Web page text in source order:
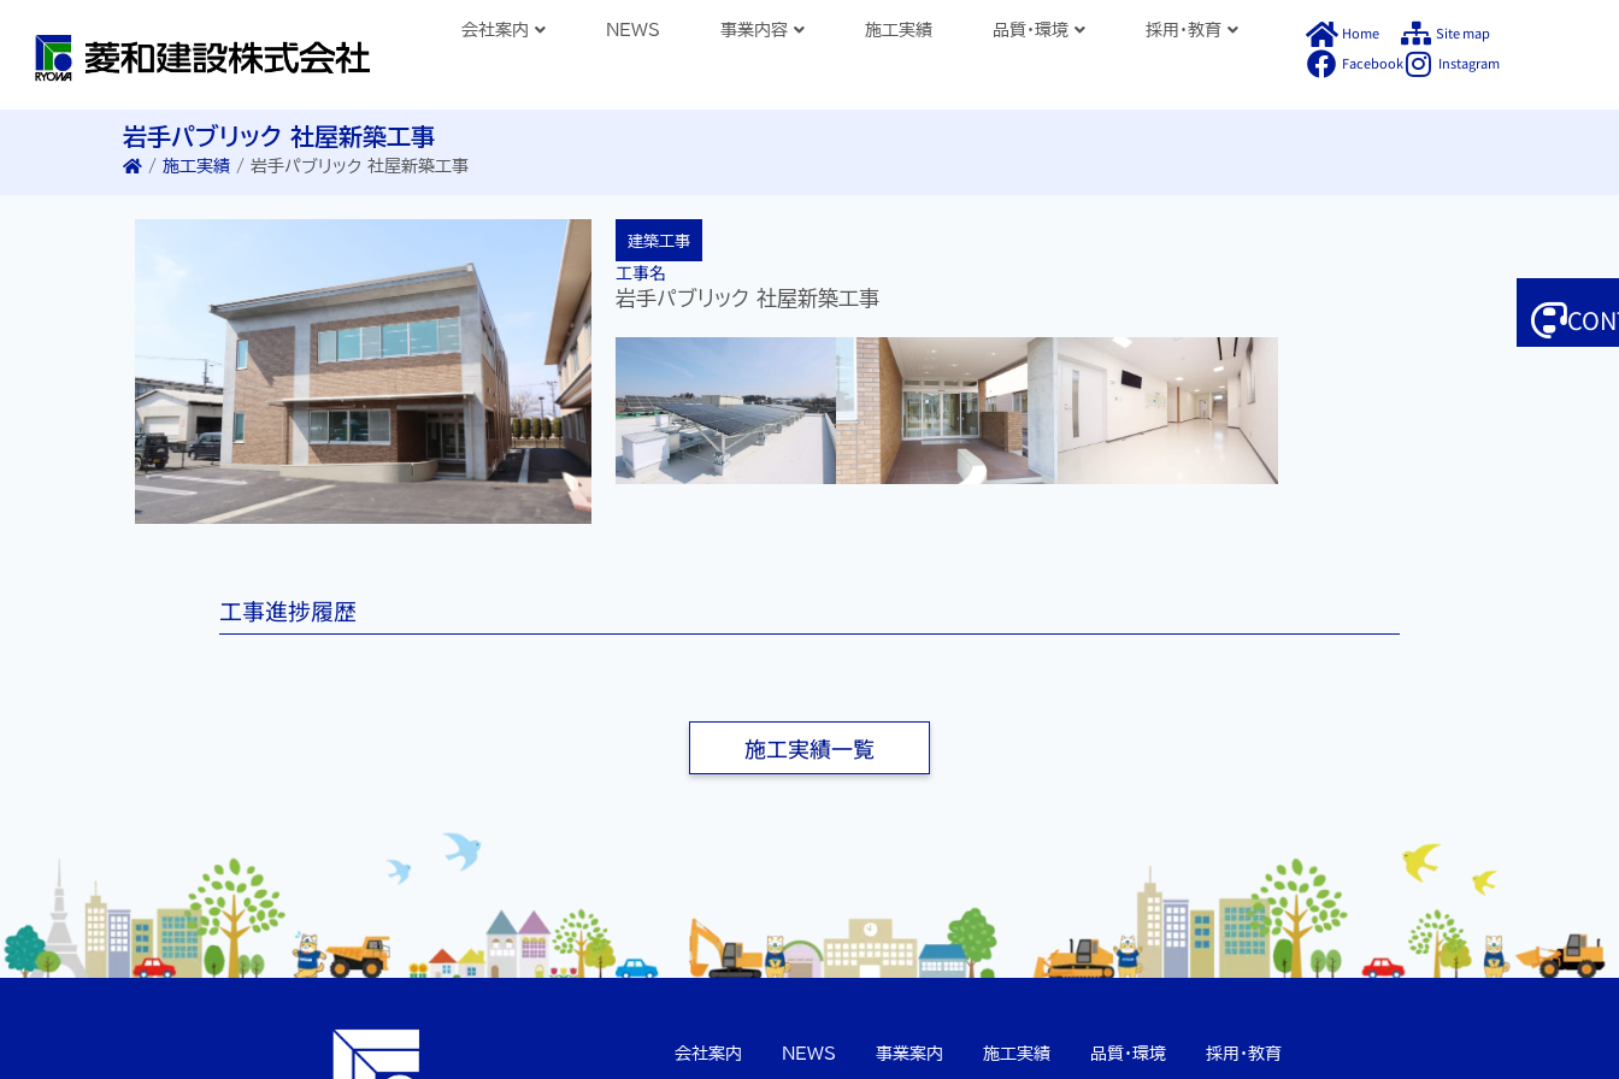
会社案内 NEWS 事業内容 施工実績 品質・環境 採用・教育 Home
Site map
Facebook
Instagram
岩手パブリック 社屋新築工事
/ 施工実績 / 岩手パブリック 社屋新築工事
建築工事
工事名
岩手パブリック 社屋新築工事
工事進捗履歴
施工実績一覧
会社案内 NEWS 事業案内 施工実績 品質・環境 採用・教育